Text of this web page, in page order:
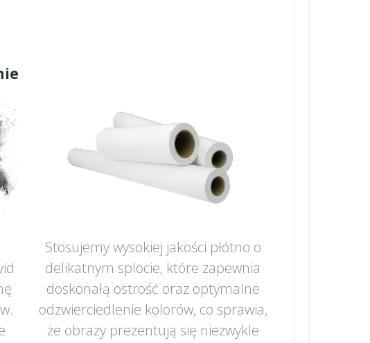
Stosujemy wysokiej jakości płótno o
delikatnym splocie, które zapewnia
doskonałą ostrość oraz optymalne
odzwierciedlenie kolorów, co sprawia,
że obrazy prezentują się niezwykle